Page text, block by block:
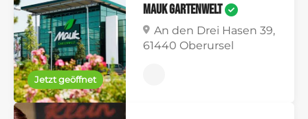
Jetzt geöffnet
Mauk Gartenwelt
An den Drei Hasen 39,
61440 Oberursel